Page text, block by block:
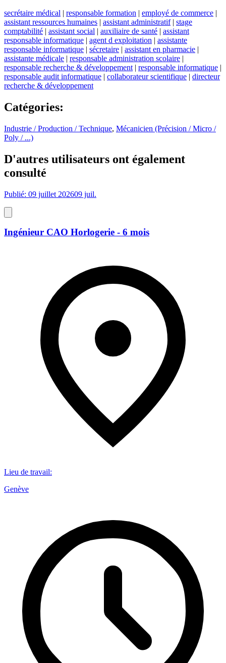
secrétaire médical | responsable formation | employé de commerce |
assistant ressources humaines | assistant administratif| stage
comptabilité | assistant social | auxiliaire de santé | assistant
responsable informatique | agent d exploitation | assistante
responsable informatique | sécretaire | assistant en pharmacie |
assistante médicale | responsable administration scolaire |
responsable recherche & développement | responsable informatique |
responsable audit informatique | collaborateur scientifique | directeur
recherche & développement
Catégories:
Industrie / Production / Technique, Mécanicien (Précision / Micro /
Poly / ...)
D'autres utilisateurs ont également
consulté
Publié: 09 juillet 202609 juil.
Ingénieur CAO Horlogerie - 6 mois
Lieu de travail:
Genève